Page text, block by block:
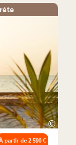
©
partir de 2 590 €